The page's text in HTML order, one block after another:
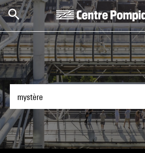
Skip to main content
Centre Pompidou